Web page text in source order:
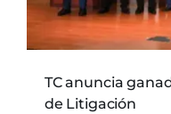
TC anuncia
de Litigación